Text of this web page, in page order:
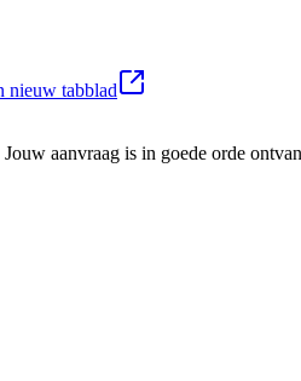
nieuw tabblad
aanvraag is in goede orde